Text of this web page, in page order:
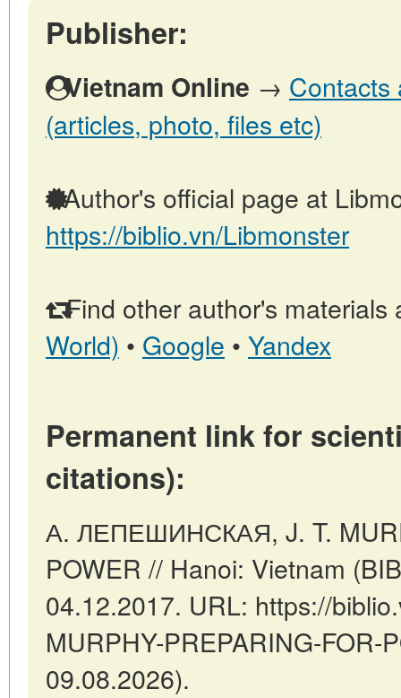
Publisher:
Vietnam Online → Contacts
(articles, photo, files etc)
Author's official page at
https://biblio.vn/Libmonster
Find other author's materials
World) • Google • Yandex
Permanent link for
citations):
А. ЛЕПЕШИНСКАЯ, J. T.
POWER // Hanoi: Vietnam
04.12.2017. URL: https://
MURPHY-PREPARING-FOR-
09.08.2026).